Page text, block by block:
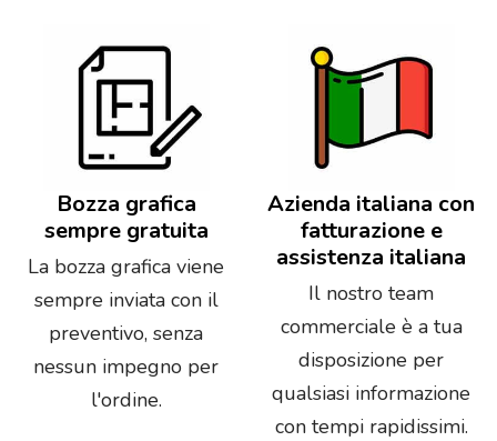
Bozza grafica
sempre gratuita
La bozza grafica viene
sempre inviata con il
preventivo, senza
nessun impegno per
l'ordine.
Azienda italiana con
fatturazione e
assistenza italiana
Il nostro team
commerciale è a tua
disposizione per
qualsiasi informazione
con tempi rapidissimi.